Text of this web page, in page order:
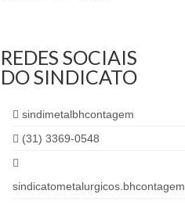
REDES SOCIAIS
DO SINDICATO
sindimetalbhcontagem
(31) 3369-0548
sindicatometalurgicos.bhcontagem